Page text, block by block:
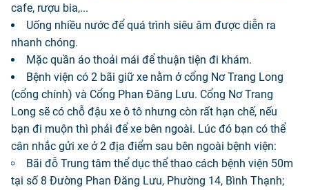
cafe, rượu bia,...
Uống nhiều nước để quá trình siêu âm được diễn ra
nhanh chóng.
Mặc quần áo thoải mái để thuận tiện đi khám.
Bệnh viện có 2 bãi giữ xe nằm ở cổng Nơ Trang Long
(cổng chính) và Cổng Phan Đăng Lưu. Cổng Nơ Trang
Long sẽ có chỗ đậu xe ô tô nhưng còn rất hạn chế, nếu
bạn đi muộn thì phải để xe bên ngoài. Lúc đó bạn có thể
cân nhắc gửi xe ở 2 địa điểm sau bên ngoài bệnh viện:
Bãi đỗ Trung tâm thể dục thể thao cách bệnh viện 50m
tại số 8 Đường Phan Đăng Lưu, Phường 14, Bình Thạnh;